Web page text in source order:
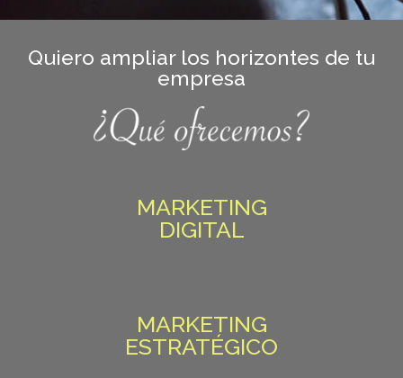
Quiero ampliar los horizontes de tu
empresa
MARKETING
DIGITAL
MARKETING
ESTRATÉGICO